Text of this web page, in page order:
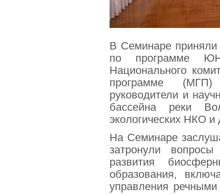
В Семинаре приняли
по программе
Национального
программе
руководители и
бассейна реки
экологических НКО и
На Семинаре
затронули вопросы
развития
образования,
управления